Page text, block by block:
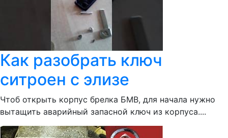
Как разобрать ключ
ситроен с элизе
Чтоб открыть корпус брелка БМВ, для начала нужно
вытащить аварийный запасной ключ из корпуса....